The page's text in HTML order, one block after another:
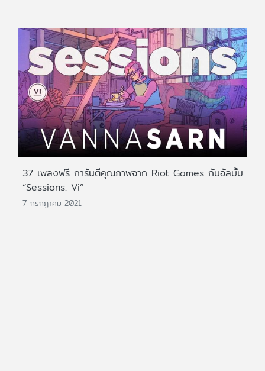
37 เพลงฟรี การันตีคุณภาพจาก Riot Games กับอัลบั้ม
“Sessions: Vi”
7 กรกฎาคม 2021